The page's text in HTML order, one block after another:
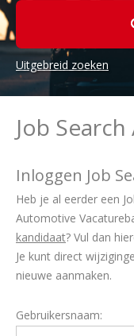
Uitgebreid zoeken
Job
Inloggen Job
Heb je al eerder een
Automotive
kandidaat? Vul dan
Je kunt direct
nieuwe aanmaken.
Gebruikersnaam: